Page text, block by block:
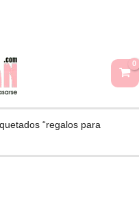
“regalos para